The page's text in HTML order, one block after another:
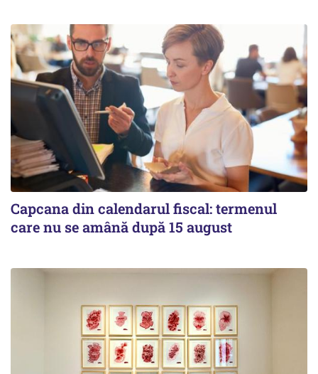
Capcana din calendarul fiscal: termenul
care nu se amână după 15 august